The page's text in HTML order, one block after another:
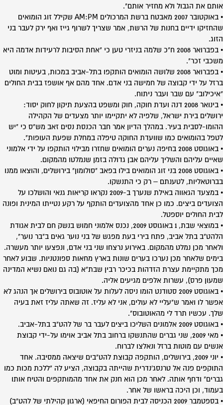
אותם את הגבול ולא מחזיר אותם".
• באוקטובר 2007 מאבטח ברשת המרכולים AM:PM שקילל זוג הומואים
שהחזיקו ידיים בחנות של הרשת, אמר שצריך לשרוף גייז ואף ירק לעבר בני
הזוג.
• בפברואר 2008 ח"כ שלמה בניזרי טען כי "אחת הסיבות לרעידות אדמה היא
משכבי זכר".
• בפברואר 2008 שלושה הומואים הותקפו בתל-אביב במכות, בעיטות ומוט
ברזל על ידי קבוצה של חמישה בני אדם. אחד מהם אף אושפז בבית החולים
"איכילוב" עם שבר ועבר ניתוח.
• בינואר 2008 דנה ועדת חוקה, חוק ומשפט בהצעת תיקון לחוק יסוד:
ירושלים בירת ישראל, שלפיה לא יתקיימו יותר מצעדים של הקהילה
ההומו-לסבית בעיר. במהלך הדיון אמר חבר הכנסת נסים זאב מש"ס כי "יש
לטפל בהומואים כמו שוועדת החוקה טיפלה במחלת שפעת העופות".
• באוגוסט 2008 בחיפה נערים הומואים שחזרו מבילוי הותקפו על ידי אלמוני
שאיים עליהם והשליך עליהם אבן גדולה בזמן שנמלטו מהמקום.
• באוגוסט 2008 בני זוג הומואים בילו בפאב "סולומון" בירושלים, והוצאו ממנו
בברוטאליות, לטענתם – רק כי התנשקו.
• במצעד הגאווה באילת שנערך ב-2009 נקראו קריאות גנאי והושלכו על
הצועדים ביצים. כמו כן אחד מהצועדים הותקף על רקע נטייתו המינית ופונה
לבית החולים יוספטל.
• במוצאי שבת, 1 באוגוסט 2009, נכנס אלמוני חמוש בנשק חם לבית אגודת
הלהט"ב בתל אביב, פתח בירי בעת מפגש של בני נוער גאים ב"בר נוער",
ולאחר מכן נמלט מהמקום. באירוע נרצחו שני בני אדם, ונפצעו יותר מעשרה.
בימים שלאחר מכן נערכו בערים שונות בארץ מחאות ספונטניות. שבוע לאחר
מכך מתקיימת עצרת הזדהות בכיכר רבין שבת"א (בה גם נואם נשיא המדינה
שמעון פרס), עשרות אלפים מגיעים אליה.
• באוגוסט 2009 סטודנט הומו ניסה לעלות על אוטובוס בירושלים אך הנהג לא
אפשר לו ואמר ש"עליי לא עולים, אני לא עליז. זה שאתה עליז זאת בעיה
שלך. עכשיו תרד לי מהאוטובוס".
• באוגוסט 2009 אלמונים השליכו ביצים לעבר בר של להט"ב בתל-אביב.
• מאי 2009, שני גברים שהתנשקו ברחוב בתל אביב אוימו על-ידי קבוצת
אנשים עם מוטות ברזל ונאלצו לברוח.
• יוני 2009, בירושלים, הותקפה קבוצת להט"בים שיצאה ממסיבה. אחד
התוקפים פנה אל טרנסג'נדרית שהייתה בקבוצה, הציע לה "ללכת מכות כמו
גברים" ודחף אותה. לאחר מכן הוא חנק את אחד מהמותקפים והטיח אותו
בעמוד, וכן היכה בראשו של אחר.
• בספטמבר 2009 הכניסה לבית הפורום החיפאי (ארגון קהילתי של להט"ב)